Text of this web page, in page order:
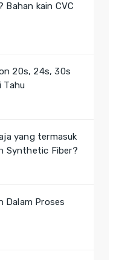
Bahan kain CVC
20s, 24s, 30s
Tahu
yang termasuk
Synthetic Fiber?
Dalam Proses